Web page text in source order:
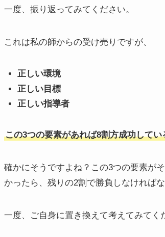
一度、振り返ってみてください。
これは私の師からの受け売りですが、
正しい環境
正しい目標
正しい指導者
この3つの要素があれば8割方成功してい
確かにそうですよね？この3つの要素が
かったら、残りの2割で勝負しなければ
一度、ご自身に置き換えて考えてみてく